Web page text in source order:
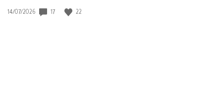
Data
14/07/2026 17 22